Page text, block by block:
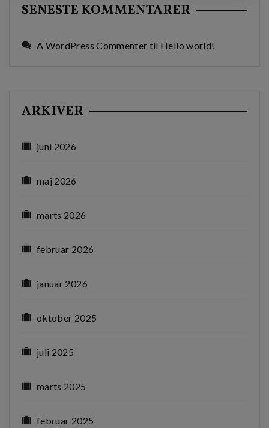
SENESTE KOMMENTARER
A WordPress Commenter til Hello world!
ARKIVER
juni 2026
maj 2026
marts 2026
februar 2026
januar 2026
oktober 2025
juli 2025
marts 2025
februar 2025